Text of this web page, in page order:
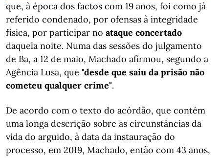
que, à época dos factos com 19 anos, foi como já
referido condenado, por ofensas à integridade
física, por participar no ataque concertado
daquela noite. Numa das sessões do julgamento
de Ba, a 12 de maio, Machado afirmou, segundo a
Agência Lusa, que "desde que saiu da prisão não
cometeu qualquer crime".
De acordo com o texto do acórdão, que contém
uma longa descrição sobre as circunstâncias da
vida do arguido, à data da instauração do
processo, em 2019, Machado, então com 43 anos,